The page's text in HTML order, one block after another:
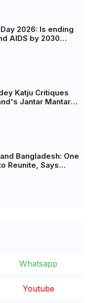
2026: Is ending
AIDS by 2030
Katju Critiques
Jantar Mantar
Bangladesh: One
Reunite, Says
Whatsapp
Youtube